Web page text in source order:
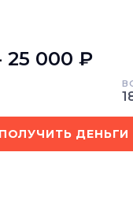
25 000 ₽
ПОЛУЧИТЬ ДЕНЬГИ